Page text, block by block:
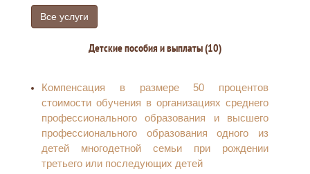
Все услуги
Детские пособия и выплаты (10)
Компенсация в размере 50 процентов
стоимости обучения в организациях среднего
профессионального образования и высшего
профессионального образования одного из
детей многодетной семьи при рождении
третьего или последующих детей